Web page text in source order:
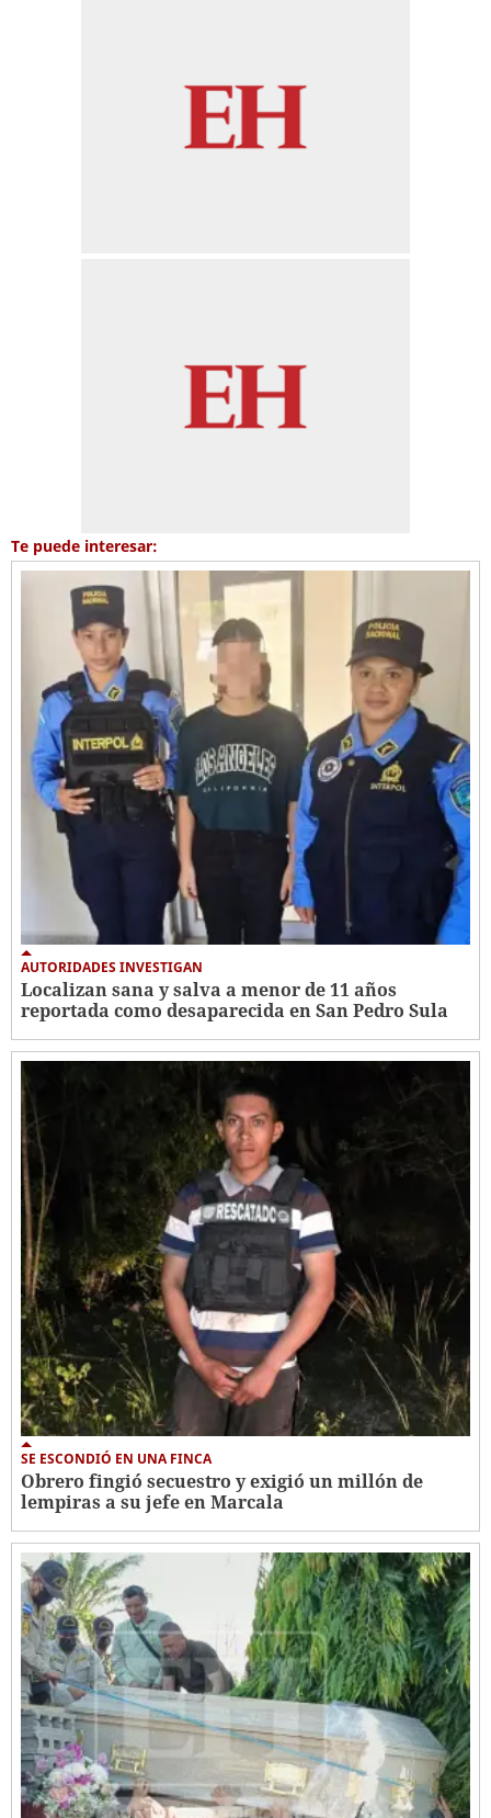
Te puede interesar:
AUTORIDADES INVESTIGAN
Localizan sana y salva a menor de 11 años
reportada como desaparecida en San Pedro Sula
SE ESCONDIÓ EN UNA FINCA
Obrero fingió secuestro y exigió un millón de
lempiras a su jefe en Marcala